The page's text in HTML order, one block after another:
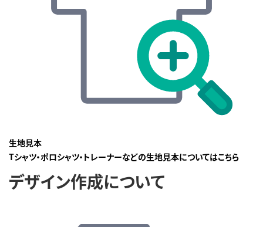
生地見本
Tシャツ・ポロシャツ・トレーナーなどの生地見本についてはこちら
デザイン作成について